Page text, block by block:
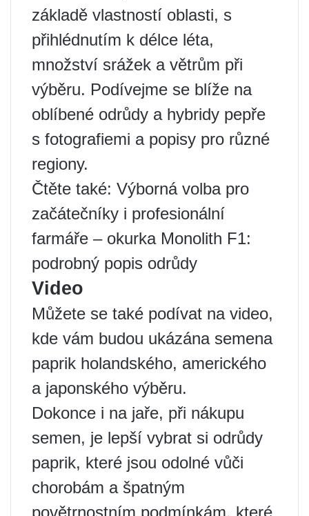
základě vlastností oblasti, s
přihlédnutím k délce léta,
množství srážek a větrům při
výběru. Podívejme se blíže na
oblíbené odrůdy a hybridy pepře
s fotografiemi a popisy pro různé
regiony.
Čtěte také: Výborná volba pro
začátečníky i profesionální
farmáře – okurka Monolith F1:
podrobný popis odrůdy
Video
Můžete se také podívat na video,
kde vám budou ukázána semena
paprik holandského, amerického
a japonského výběru.
Dokonce i na jaře, při nákupu
semen, je lepší vybrat si odrůdy
paprik, které jsou odolné vůči
chorobám a špatným
povětrnostním podmínkám, které